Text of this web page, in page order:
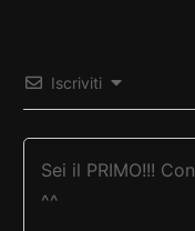
Iscriviti